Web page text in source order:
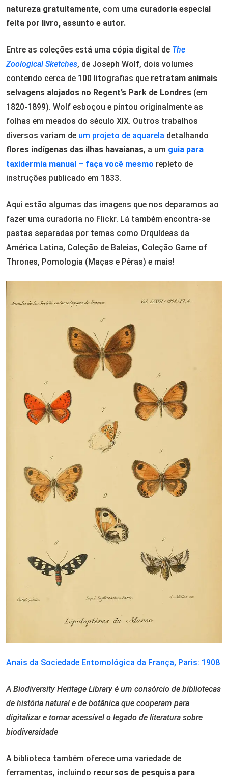
natureza gratuitamente, com uma curadoria especial
feita por livro, assunto e autor.
Entre as coleções está uma cópia digital de The
Zoological Sketches, de Joseph Wolf, dois volumes
contendo cerca de 100 litografias que retratam animais
selvagens alojados no Regent’s Park de Londres (em
1820-1899). Wolf esboçou e pintou originalmente as
folhas em meados do século XIX. Outros trabalhos
diversos variam de um projeto de aquarela detalhando
flores indígenas das ilhas havaianas, a um guia para
taxidermia manual – faça você mesmo repleto de
instruções publicado em 1833.
Aqui estão algumas das imagens que nos deparamos ao
fazer uma curadoria no Flickr. Lá também encontra-se
pastas separadas por temas como Orquídeas da
América Latina, Coleção de Baleias, Coleção Game of
Thrones, Pomologia (Maças e Pêras) e mais!
Anais da Sociedade Entomológica da França, Paris: 1908
A Biodiversity Heritage Library é um consórcio de bibliotecas
de história natural e de botânica que cooperam para
digitalizar e tornar acessível o legado de literatura sobre
biodiversidade
A biblioteca também oferece uma variedade de
ferramentas, incluindo recursos de pesquisa para